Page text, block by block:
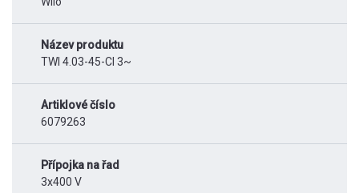
Název produktu
TWI 4.03-45-CI 3~
Artiklové číslo
6079263
Přípojka na řad
3x400 V